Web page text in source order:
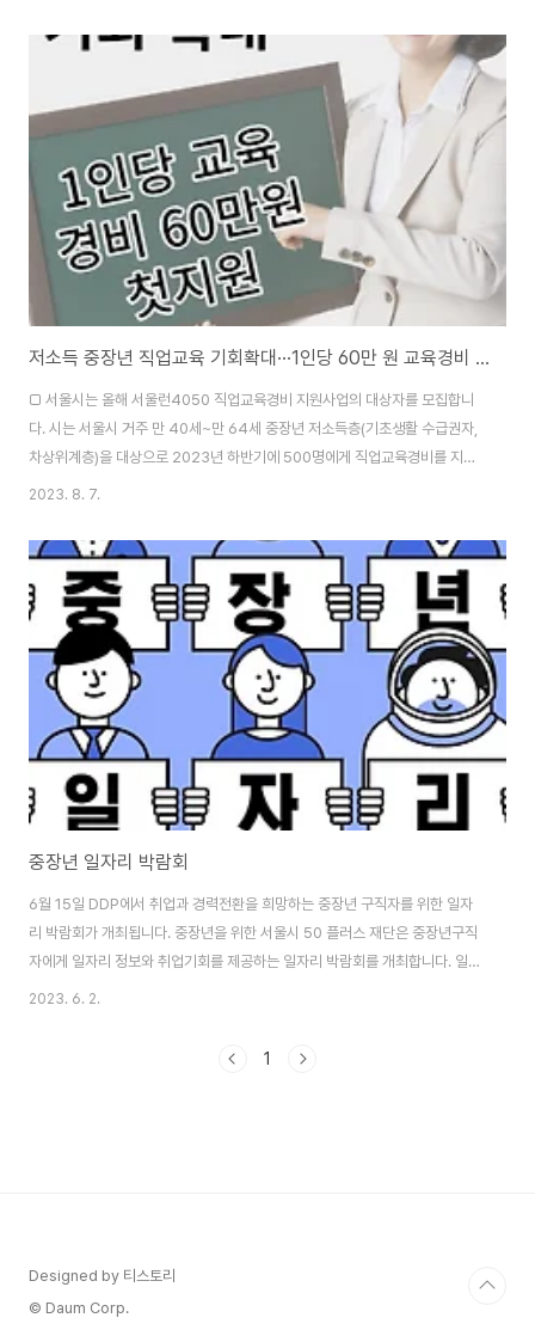
런4050 직업교육경비 지원사업 참여 및 지원금 신청은 8월 28일부터 9월
10일 자정까지 ‘서울시50플러스재단’ 누리집을 통해 온라인 모집합니다. 신청
방법은 서울시50플러스재단 누리집을 통해 지원 신청하고 참여신청서, 주민
등록등본 등 필요 서류를 제출하면 됩니다. 인터넷 사용에 어려움이 있는 중장
년층을 위해 50플러스 캠퍼스(4개..
저소득 중장년 직업교육 기회확대···1인당 60만 원 교육경비 첫 지원
□ 서울시는 올해 서울런4050 직업교육경비 지원사업의 대상자를 모집합니
다. 시는 서울시 거주 만 40세~만 64세 중장년 저소득층(기초생활 수급권자,
차상위계층)을 대상으로 2023년 하반기에 500명에게 직업교육경비를 지원
할 계획에 있습니다. ○ 단, 국가평생교육바우처, 국민내일배움카드, 국가장학
니다. □ 빠른 기술 변화와 길어진 노후 대비 등, 다양한 요인으로 인해 중장년
층의 교육 필요성이 점차 높아지는 만큼, 시는 올해 처음으로 중장년 저소득층
에 교육경비를 지원하는 사업을 시행합니다. 또한 사업추진 후에는 성과분석을
통해 향후 지원대상을 확대하는 방안을 검토한다는 계획입니다. ○ 빠른 기술
변화 등 변화의 흐름에 적응해야 하는..
2023. 8. 7.
중장년 일자리 박람회
6월 15일 DDP에서 취업과 경력전환을 희망하는 중장년 구직자를 위한 일자
리 박람회가 개최됩니다. 중장년을 위한 서울시 50 플러스 재단은 중장년구직
자에게 일자리 정보와 취업기회를 제공하는 일자리 박람회를 개최합니다. 일시
: 2023.06.15(목) 10:00 ~ 17:00 장소 : 서울 동대문디자인플라자(DDP)
박람회 [홈페이지가 개설되었습니다! ] 안녕하세요, 중장년 구직자 여러분!
2023. 6. 2.
1
Designed by 티스토리
© Daum Corp.